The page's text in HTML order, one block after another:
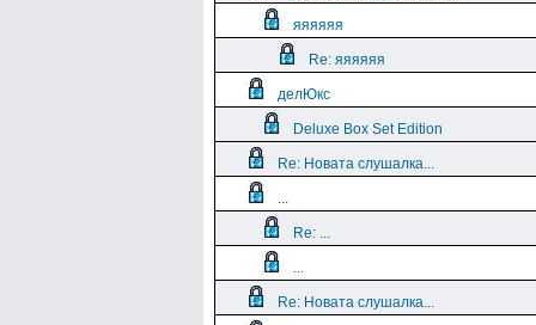
яяяяяя
Re: яяяяяя
делЮкс
Deluxe Box Set Edition
Re: Новата слушалка...
...
Re: ...
...
Re: Новата слушалка...